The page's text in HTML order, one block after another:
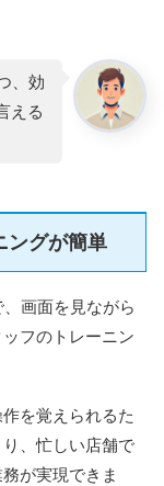
、効
える
ングが簡単
画面を見ながら
フのトレーニン
を覚えられるた
、忙しい店舗で
が実現できま